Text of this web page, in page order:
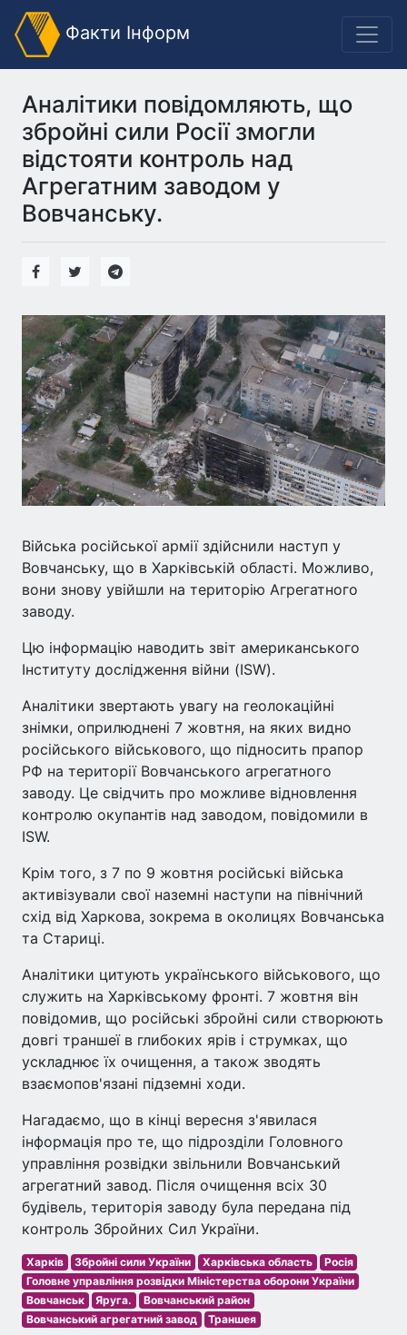
Факти Інформ
Аналітики повідомляють, що
збройні сили Росії змогли
відстояти контроль над
Агрегатним заводом у
Вовчанську.
Війська російської армії здійснили наступ у
Вовчанську, що в Харківській області. Можливо,
вони знову увійшли на територію Агрегатного
заводу.
Цю інформацію наводить звіт американського
Інституту дослідження війни (ISW).
Аналітики звертають увагу на геолокаційні
знімки, оприлюднені 7 жовтня, на яких видно
російського військового, що підносить прапор
РФ на території Вовчанського агрегатного
заводу. Це свідчить про можливе відновлення
контролю окупантів над заводом, повідомили в
ISW.
Крім того, з 7 по 9 жовтня російські війська
активізували свої наземні наступи на північний
схід від Харкова, зокрема в околицях Вовчанська
та Стариці.
Аналітики цитують українського військового, що
служить на Харківському фронті. 7 жовтня він
повідомив, що російські збройні сили створюють
довгі траншеї в глибоких ярів і струмках, що
ускладнює їх очищення, а також зводять
взаємопов'язані підземні ходи.
Нагадаємо, що в кінці вересня з'явилася
інформація про те, що підрозділи Головного
управління розвідки звільнили Вовчанський
агрегатний завод. Після очищення всіх 30
будівель, територія заводу була передана під
контроль Збройних Сил України.
Харків Збройні сили України Харківська область
Росія
Головне управління розвідки Міністерства оборони України
Вовчанськ
Яруга.
Вовчанський район
Вовчанський агрегатний завод
Траншея